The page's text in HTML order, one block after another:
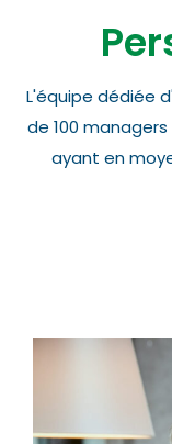
L'équipe dédiée
de 100
ayant en